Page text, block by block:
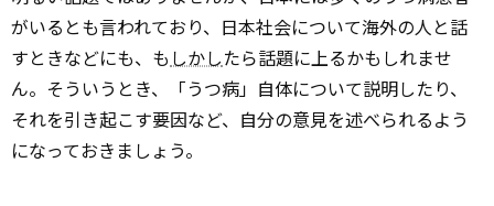
がいるとも言われており、日本社会について海外の人と話
すときなどにも、も しかしたら話題に上るかもしれませ
ん。そういうとき、「うつ病」自体について説明したり、
それを引き起こす要因など、自分の意見を述べられるよう
になっておきましょう。